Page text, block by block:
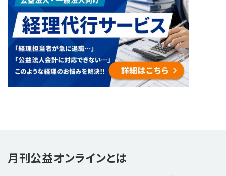
月刊公益オンラインとは